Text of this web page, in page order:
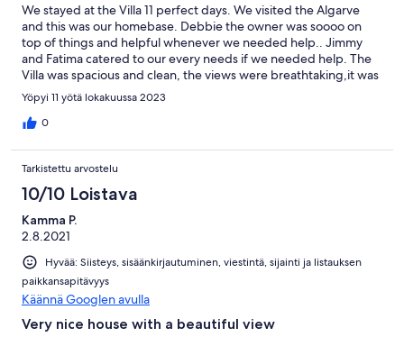
We stayed at the Villa 11 perfect days. We visited the Algarve
and this was our homebase. Debbie the owner was soooo on
top of things and helpful whenever we needed help.. Jimmy
and Fatima catered to our every needs if we needed help. The
Villa was spacious and clean, the views were breathtaking,it was
the perfect feeling of calmness.
Yöpyi 11 yötä lokakuussa 2023
0
Tarkistettu arvostelu
10/10 Loistava
Kamma P.
2.8.2021
Hyvää: Siisteys, sisäänkirjautuminen, viestintä, sijainti ja listauksen
paikkansapitävyys
Käännä Googlen avulla
Very nice house with a beautiful view